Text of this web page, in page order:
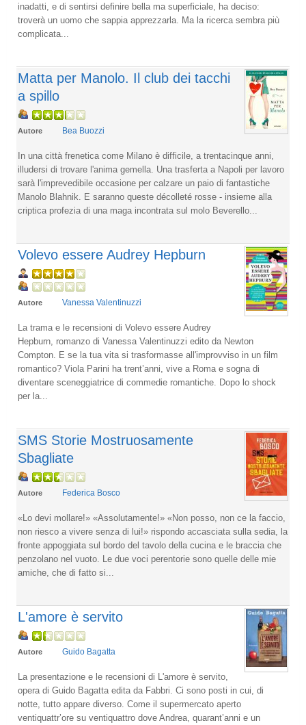
inadatti, e di sentirsi definire bella ma superficiale, ha deciso:
troverà un uomo che sappia apprezzarla. Ma la ricerca sembra più
complicata...
Matta per Manolo. Il club dei tacchi
a spillo
Autore Bea Buozzi
In una città frenetica come Milano è difficile, a trentacinque anni,
illudersi di trovare l'anima gemella. Una trasferta a Napoli per lavoro
sarà l'imprevedibile occasione per calzare un paio di fantastiche
Manolo Blahnik. E saranno queste décolleté rosse - insieme alla
criptica profezia di una maga incontrata sul molo Beverello...
Volevo essere Audrey Hepburn
Autore Vanessa Valentinuzzi
La trama e le recensioni di Volevo essere Audrey
Hepburn, romanzo di Vanessa Valentinuzzi edito da Newton
Compton. E se la tua vita si trasformasse all'improvviso in un film
romantico? Viola Parini ha trent’anni, vive a Roma e sogna di
diventare sceneggiatrice di commedie romantiche. Dopo lo shock
per la...
SMS Storie Mostruosamente
Sbagliate
Autore Federica Bosco
«Lo devi mollare!» «Assolutamente!» «Non posso, non ce la faccio,
non riesco a vivere senza di lui!» rispondo accasciata sulla sedia, la
fronte appoggiata sul bordo del tavolo della cucina e le braccia che
penzolano nel vuoto. Le due voci perentorie sono quelle delle mie
amiche, che di fatto si...
L'amore è servito
Autore Guido Bagatta
La presentazione e le recensioni di L'amore è servito,
opera di Guido Bagatta edita da Fabbri. Ci sono posti in cui, di
notte, tutto appare diverso. Come il supermercato aperto
ventiquattr’ore su ventiquattro dove Andrea, quarant’anni e un